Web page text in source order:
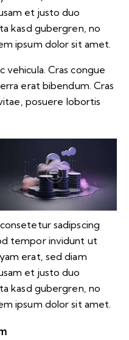
et justo duo
kasd gubergren, no
ipsum dolor sit amet.
vehicula. Cras congue
erat bibendum. Cras
posuere lobortis
sadipscing
tempor invidunt ut
erat, sed diam
et justo duo
kasd gubergren, no
ipsum dolor sit amet.